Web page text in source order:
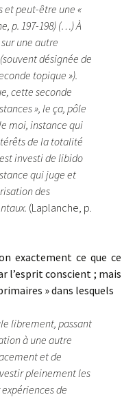
et peut-être une «
p. 197-198) (…) À
une autre
désignée de
topique »).
cette seconde
», le ça, pôle
moi, instance qui
de la totalité
investi de libido
qui juge et
des
(Laplanche, p.
exactement ce que ce
l’esprit conscient ; mais
» dans lesquels
librement, passant
à une autre
et de
pleinement les
de